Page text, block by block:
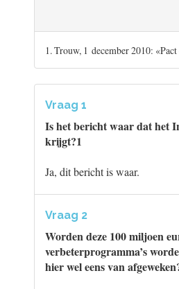
1. Trouw, 1 december 2010:
Vraag 1
Is het bericht waar dat het
krijgt?1
Ja, dit bericht is waar.
Vraag 2
Worden deze 100 miljoen
verbeterprogramma’s
hier wel eens van